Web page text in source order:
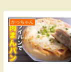
かっちゃん